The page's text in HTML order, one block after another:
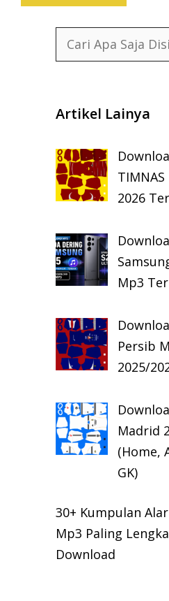
Search
Artikel Lainya
2026
Mp3
Persib
2025/
Madrid
(Home,
GK)
30+ Kumpulan
Mp3 Paling
Download